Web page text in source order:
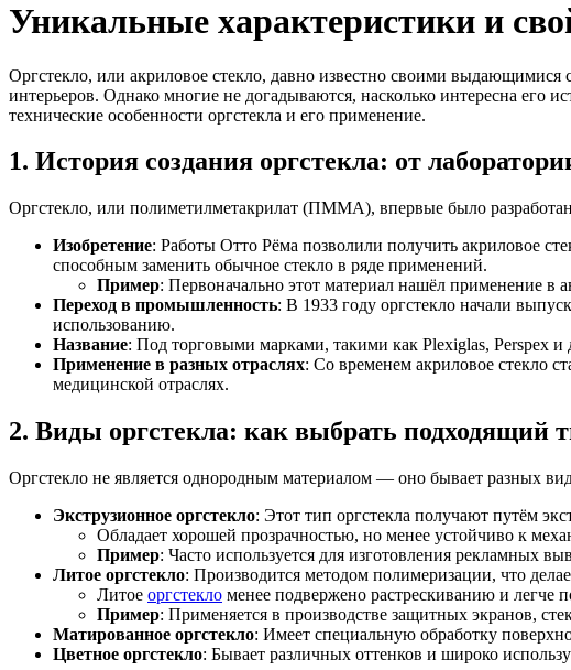
Уникальные характеристики и
Оргстекло, или акриловое стекло, давно известно своими выдающимися
интерьеров. Однако многие не догадываются, насколько интересна его
технические особенности оргстекла и его применение.
1. История создания оргстекла: от
Оргстекло, или полиметилметакрилат (ПММА), впервые было
Изобретение: Работы Отто Рёма позволили получить акриловое
способным заменить обычное стекло в ряде применений.
Пример: Первоначально этот материал нашёл применение в
Переход в промышленность: В 1933 году оргстекло начали
использованию.
Название: Под торговыми марками, такими как Plexiglas, Perspex и
Применение в разных отраслях: Со временем акриловое стекло
медицинской отраслях.
2. Виды оргстекла: как выбрать подходящий
Оргстекло не является однородным материалом — оно бывает разных
Экструзионное оргстекло: Этот тип оргстекла получают путём
Обладает хорошей прозрачностью, но менее устойчиво к
Пример: Часто используется для изготовления рекламных
Литое оргстекло: Производится методом полимеризации, что
Литое оргстекло менее подвержено растрескиванию и легче
Пример: Применяется в производстве защитных экранов,
Матированное оргстекло: Имеет специальную обработку
Цветное оргстекло: Бывает различных оттенков и широко